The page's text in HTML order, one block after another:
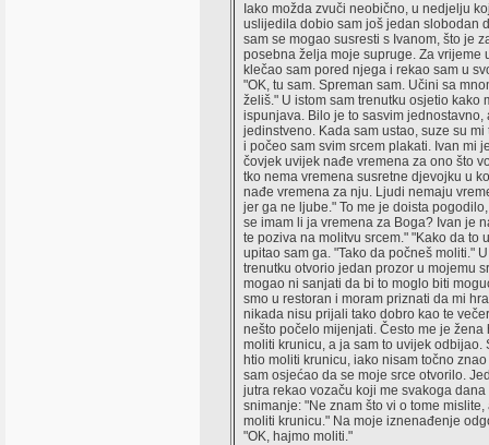
Iako možda zvuči neobično, u nedjelju
uslijedila dobio sam još jedan slobodan
sam se mogao susresti s Ivanom, što je
posebna želja moje supruge. Za vrijeme
klečao sam pored njega i rekao sam u
"OK, tu sam. Spreman sam. Učini sa
želiš." U istom sam trenutku osjetio kako
ispunjava. Bilo je to sasvim jednostavno,
jedinstveno. Kada sam ustao, suze su mi
i počeo sam svim srcem plakati. Ivan mi
čovjek uvijek nađe vremena za ono što
tko nema vremena susretne djevojku u
nađe vremena za nju. Ljudi nemaju
jer ga ne ljube." To me je doista
se imam li ja vremena za Boga? Ivan je
te poziva na molitvu srcem." "Kako da to
upitao sam ga. "Tako da počneš moliti."
trenutku otvorio jedan prozor u mojemu
mogao ni sanjati da bi to moglo biti
smo u restoran i moram priznati da mi
nikada nisu prijali tako dobro kao te
nešto počelo mijenjati. Često me je žena
moliti krunicu, a ja sam to uvijek odbijao.
htio moliti krunicu, iako nisam točno
sam osjećao da se moje srce otvorilo.
jutra rekao vozaču koji me svakoga dana
snimanje: "Ne znam što vi o tome
moliti krunicu." Na moje iznenađenje
"OK, hajmo moliti."